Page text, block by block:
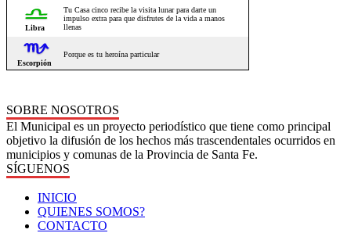
SOBRE NOSOTROS
El Municipal es un proyecto periodístico que tiene como principal
objetivo la difusión de los hechos más trascendentales ocurridos en
municipios y comunas de la Provincia de Santa Fe.
SÍGUENOS
INICIO
QUIENES SOMOS?
CONTACTO